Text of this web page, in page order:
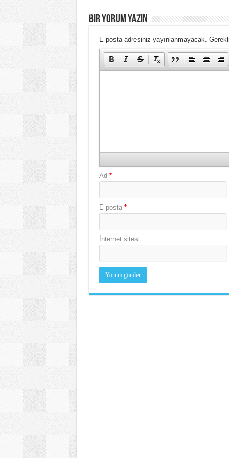
BIR YORUM YAZIN
E-posta adresiniz yayınlanmayacak.
Ad *
E-posta *
İnternet sitesi